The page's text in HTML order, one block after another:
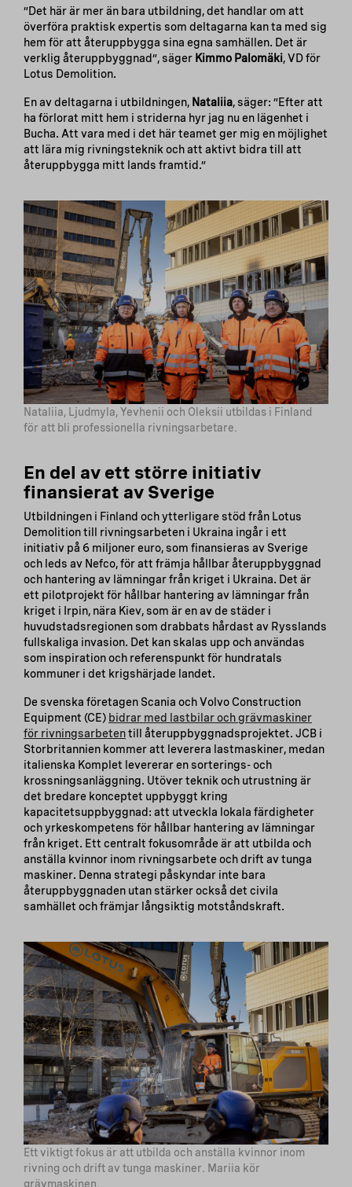
”Det här är mer än bara utbildning, det handlar om att
överföra praktisk expertis som deltagarna kan ta med sig
hem för att återuppbygga sina egna samhällen. Det är
verklig återuppbyggnad”, säger Kimmo Palomäki, VD för
Lotus Demolition.
En av deltagarna i utbildningen, Nataliia, säger: ”Efter att
ha förlorat mitt hem i striderna hyr jag nu en lägenhet i
Bucha. Att vara med i det här teamet ger mig en möjlighet
att lära mig rivningsteknik och att aktivt bidra till att
återuppbygga mitt lands framtid.”
Nataliia, Ljudmyla, Yevhenii och Oleksii utbildas i Finland
för att bli professionella rivningsarbetare.
En del av ett större initiativ
finansierat av Sverige
Utbildningen i Finland och ytterligare stöd från Lotus
Demolition till rivningsarbeten i Ukraina ingår i ett
initiativ på 6 miljoner euro, som finansieras av Sverige
och leds av Nefco, för att främja hållbar återuppbyggnad
och hantering av lämningar från kriget i Ukraina. Det är
ett pilotprojekt för hållbar hantering av lämningar från
kriget i Irpin, nära Kiev, som är en av de städer i
huvudstadsregionen som drabbats hårdast av Rysslands
fullskaliga invasion. Det kan skalas upp och användas
som inspiration och referenspunkt för hundratals
kommuner i det krigshärjade landet.
De svenska företagen Scania och Volvo Construction
Equipment (CE) bidrar med lastbilar och grävmaskiner
för rivningsarbetentill återuppbyggnadsprojektet. JCB i
Storbritannien kommer att leverera lastmaskiner, medan
italienska Komplet levererar en sorterings- och
krossningsanläggning. Utöver teknik och utrustning är
det bredare konceptet uppbyggt kring
kapacitetsuppbyggnad: att utveckla lokala färdigheter
och yrkeskompetens för hållbar hantering av lämningar
från kriget. Ett centralt fokusområde är att utbilda och
anställa kvinnor inom rivningsarbete och drift av tunga
maskiner. Denna strategi påskyndar inte bara
återuppbyggnaden utan stärker också det civila
samhället och främjar långsiktig motståndskraft.
Ett viktigt fokus är att utbilda och anställa kvinnor inom
rivning och drift av tunga maskiner. Mariia kör
grävmaskinen.